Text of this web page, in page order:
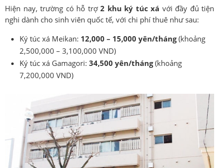
Hiện nay, trường có hỗ trợ 2 khu ký túc xá với đầy đủ tiện
nghi dành cho sinh viên quốc tế, với chi phí thuê như sau:
Ký túc xá Meikan: 12,000 – 15,000 yên/tháng(khoảng
2,500,000 – 3,100,000 VND)
Ký túc xá Gamagori: 34,500 yên/tháng(khoảng
7,200,000 VND)